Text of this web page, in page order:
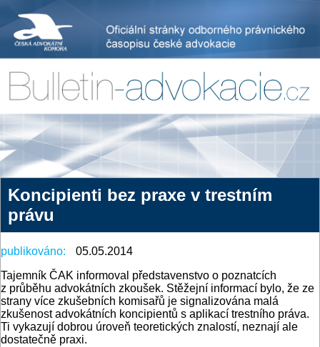
Koncipienti bez praxe v trestním
právu
publikováno:
05.05.2014
Tajemník ČAK informoval představenstvo o poznatcích
z průběhu advokátních zkoušek. Stěžejní informací bylo, že ze
strany více zkušebních komisařů je signalizována malá
zkušenost advokátních koncipientů s aplikací trestního práva.
Ti vykazují dobrou úroveň teoretických znalostí, neznají ale
dostatečně praxi.